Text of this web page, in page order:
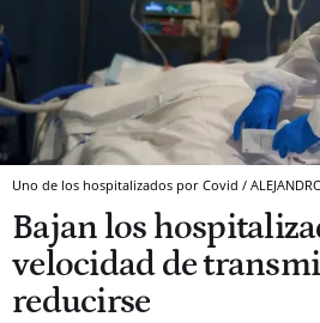
Uno de los hospitalizados por Covid / ALEJANDRO
Bajan los
velocidad de
reducirse